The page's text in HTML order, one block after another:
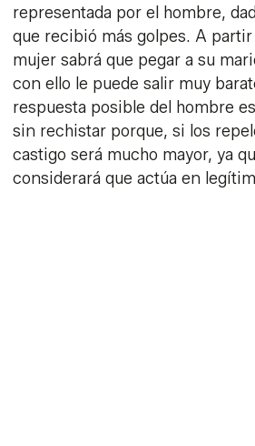
representada por el hombre,
que recibió más golpes. A partir
mujer sabrá que pegar a su
con ello le puede salir muy
respuesta posible del hombre
sin rechistar porque, si los
castigo será mucho mayor, ya
considerará que actúa en